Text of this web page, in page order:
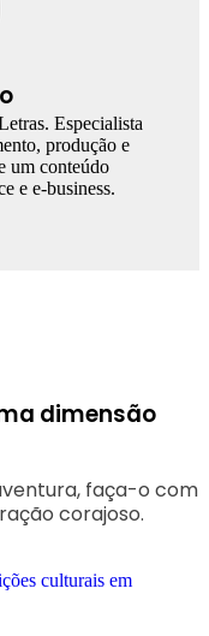
Especialista
produção e
um conteúdo
e e-business.
dimensão
faça-o com
corajoso.